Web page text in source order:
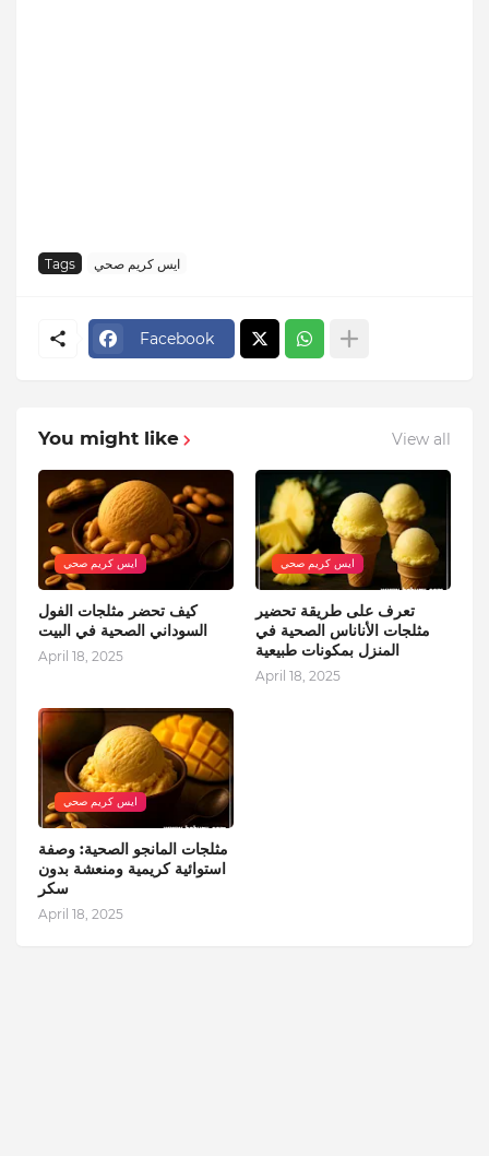
Tags ايس كريم صحي
Facebook
You might like View all
ايس كريم صحي
كيف تحضر مثلجات الفول
السوداني الصحية في البيت
April 18, 2025
ايس كريم صحي
تعرف على طريقة تحضير
مثلجات الأناناس الصحية في
المنزل بمكونات طبيعية
April 18, 2025
ايس كريم صحي
مثلجات المانجو الصحية: وصفة
استوائية كريمية ومنعشة بدون
سكر
April 18, 2025